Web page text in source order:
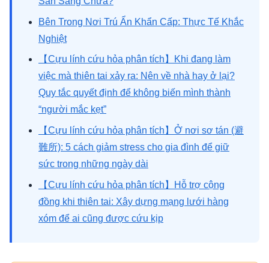
Bên Trong Nơi Trú Ẩn Khẩn Cấp: Thực Tế Khắc
Nghiệt
【Cựu lính cứu hỏa phân tích】Khi đang làm
việc mà thiên tai xảy ra: Nên về nhà hay ở lại?
Quy tắc quyết định để không biến mình thành
“người mắc kẹt”
【Cựu lính cứu hỏa phân tích】Ở nơi sơ tán (避
難所): 5 cách giảm stress cho gia đình để giữ
sức trong những ngày dài
【Cựu lính cứu hỏa phân tích】Hỗ trợ cộng
đồng khi thiên tai: Xây dựng mạng lưới hàng
xóm để ai cũng được cứu kịp